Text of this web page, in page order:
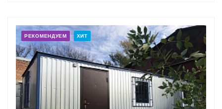
РЕКОМЕНДУЕМ ХИТ